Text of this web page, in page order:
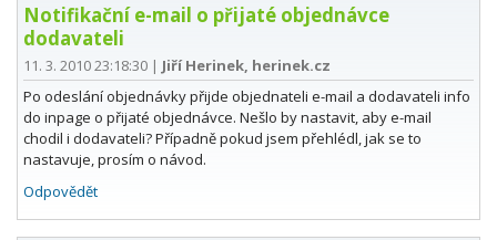
Notifikační e-mail o přijaté objednávce
dodavateli
11. 3. 2010 23:18:30 | Jiří Herinek, herinek.cz
Po odeslání objednávky přijde objednateli e-mail a dodavateli info
do inpage o přijaté objednávce. Nešlo by nastavit, aby e-mail
chodil i dodavateli? Případně pokud jsem přehlédl, jak se to
nastavuje, prosím o návod.
Odpovědět